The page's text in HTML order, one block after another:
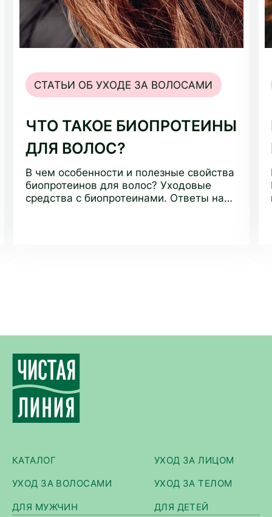
СТАТЬИ ОБ УХОДЕ ЗА ВОЛОСАМИ
ЧТО ТАКОЕ БИОПРОТЕИНЫ
ДЛЯ ВОЛОС?
В чем особенности и полезные свойства
биопротеинов для волос? Уходовые
средства с биопротеинами. Ответы на
КАТАЛОГ УХОД ЗА ЛИЦОМ
УХОД ЗА ВОЛОСАМИ УХОД ЗА ТЕЛОМ
ДЛЯ МУЖЧИН ДЛЯ ДЕТЕЙ